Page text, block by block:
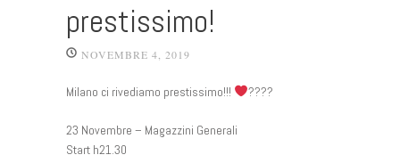
prestissimo!
NOVEMBRE 4, 2019
Milano ci rivediamo prestissimo!!! ????
23 Novembre – Magazzini Generali
Start h21.30